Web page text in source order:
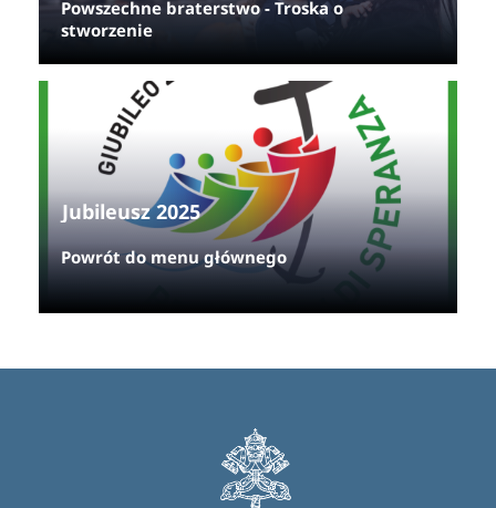
Powszechne braterstwo - Troska o
stworzenie
Jubileusz 2025
Powrót do menu głównego